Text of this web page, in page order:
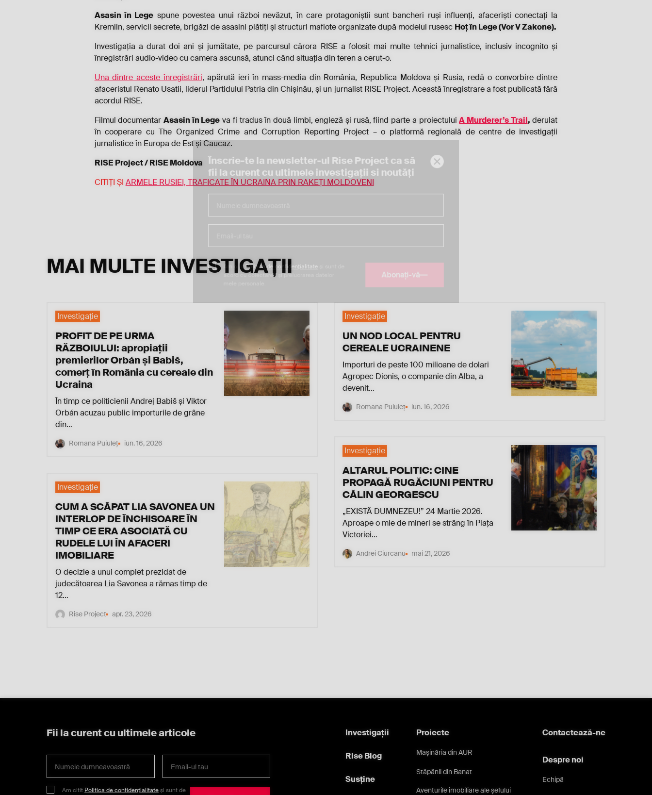
Înscrie-te la newsletter-ul Rise Project ca să
fii la curent cu ultimele investigaţii si noutăţi
Am cititPolitica de confidențialitate
acord cu colectarea și prelucrarea datelor
Abonați-vă
Asasin în Lege spune povestea unui război nevăzut, în care protagoniștii sunt bancheri ruși influenți, afaceriști conectați la
Kremlin, servicii secrete, brigăzi de asasini plătiți și structuri mafiote organizate după modelul rusesc Hoțîn Lege (Vor V Zakone).
Investigația a durat doi ani și jumătate, pe parcursul cărora RISE a folosit mai multe tehnici jurnalistice, inclusiv incognito și
înregistrări audio-video cu camera ascunsă, atunci când situația din teren a cerut-o.
Una dintre aceste înregistrări, apărută ieri în mass-media din România, Republica Moldova și Rusia, redă o convorbire dintre
afaceristul Renato Usatii, liderul Partidului Patria din Chișinău, și un jurnalist RISE Project. Această înregistrare a fost publicată fără
acordul RISE.
Filmul documentarAsasin în Lege va fi tradus în două limbi, engleză și rusă, fiind parte a proiectuluiA Murderer’s Trail, derulat
în cooperare cu The Organized Crime and Corruption Reporting Project – o platformă regională de centre de investigații
jurnalistice în Europa de Est și Caucaz.
RISE Project / RISE Moldova
CITIȚI ȘI ARMELE RUSIEI, TRAFICATE ÎN UCRAINA PRIN RAKEȚI MOLDOVENI
MAI MULTE INVESTIGAȚII
Investigaţie
PROFIT DE PE URMA
RĂZBOIULUI: apropiații
premierilor Orbán și Babiš,
comerț în România cu cereale din
Ucraina
În timp ce politicienii Andrej Babiš și Viktor
Orbán acuzau public importurile de grâne
din…
Romana Puiuleț iun. 16, 2026
Investigaţie
UN NOD LOCAL PENTRU
CEREALE UCRAINENE
Importuri de peste 100 milioane de dolari
Agropec Dionis, o companie din Alba, a
devenit…
Romana Puiuleț iun. 16, 2026
Investigaţie
ALTARUL POLITIC: CINE
PROPAGĂ RUGĂCIUNI PENTRU
CĂLIN GEORGESCU
„EXISTĂ DUMNEZEU!” 24 Martie 2026.
Aproape o mie de mineri se strâng în Piața
Victoriei…
Andrei Ciurcanu mai 21, 2026
Investigaţie
CUM A SCĂPAT LIA SAVONEA UN
INTERLOP DE ÎNCHISOARE ÎN
TIMP CE ERA ASOCIATĂ CU
RUDELE LUI ÎN AFACERI
IMOBILIARE
O decizie a unui complet prezidat de
judecătoarea Lia Savonea a rămas timp de
12…
Rise Project apr. 23, 2026
Fii la curent cu ultimele articole
Am citit Politica de confidențialitateși sunt de
Investigații
Rise Blog
Susține
Contactează-ne
Despre noi
Echipă
Proiecte
Mașinăria din AUR
Stăpânii din Banat
Aventurile imobiliare ale șefului